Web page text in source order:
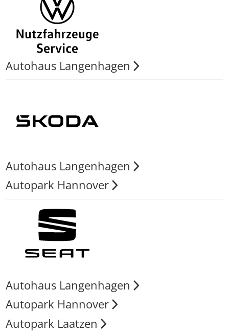
Autohaus Langenhagen
Autohaus Langenhagen
Autopark Hannover
Autohaus Langenhagen
Autopark Hannover
Autopark Laatzen